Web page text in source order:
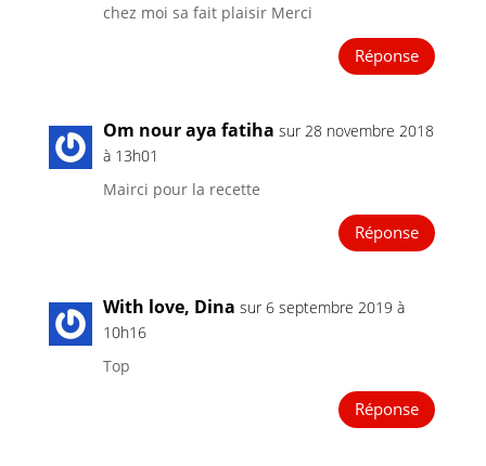
chez moi sa fait plaisir Merci
Réponse
Om nour aya fatiha sur 28 novembre 2018
à 13h01
Mairci pour la recette
Réponse
With love, Dina sur 6 septembre 2019 à
10h16
Top
Réponse